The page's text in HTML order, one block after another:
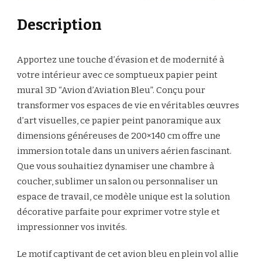
Description
Apportez une touche d’évasion et de modernité à
votre intérieur avec ce somptueux papier peint
mural 3D “Avion d’Aviation Bleu”. Conçu pour
transformer vos espaces de vie en véritables œuvres
d’art visuelles, ce papier peint panoramique aux
dimensions généreuses de 200×140 cm offre une
immersion totale dans un univers aérien fascinant.
Que vous souhaitiez dynamiser une chambre à
coucher, sublimer un salon ou personnaliser un
espace de travail, ce modèle unique est la solution
décorative parfaite pour exprimer votre style et
impressionner vos invités.
Le motif captivant de cet avion bleu en plein vol allie